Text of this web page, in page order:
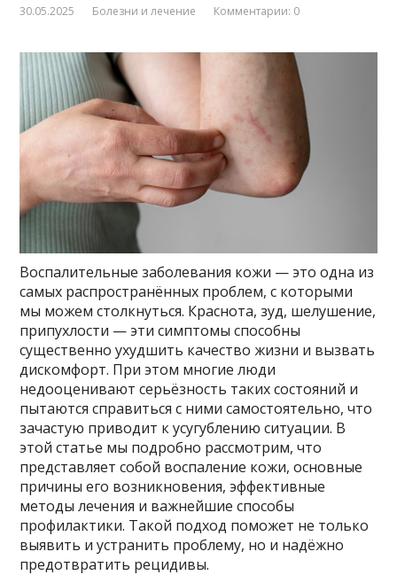
30.05.2025 Болезни и лечение Комментарии: 0
Воспалительные заболевания кожи — это одна из
самых распространённых проблем, с которыми
мы можем столкнуться. Краснота, зуд, шелушение,
припухлости — эти симптомы способны
существенно ухудшить качество жизни и вызвать
дискомфорт. При этом многие люди
недооценивают серьёзность таких состояний и
пытаются справиться с ними самостоятельно, что
зачастую приводит к усугублению ситуации. В
этой статье мы подробно рассмотрим, что
представляет собой воспаление кожи, основные
причины его возникновения, эффективные
методы лечения и важнейшие способы
профилактики. Такой подход поможет не только
выявить и устранить проблему, но и надёжно
предотвратить рецидивы.